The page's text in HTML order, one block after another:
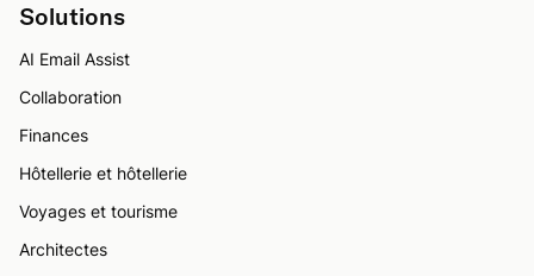
Solutions
AI Email Assist
Collaboration
Finances
Hôtellerie et hôtellerie
Voyages et tourisme
Architectes